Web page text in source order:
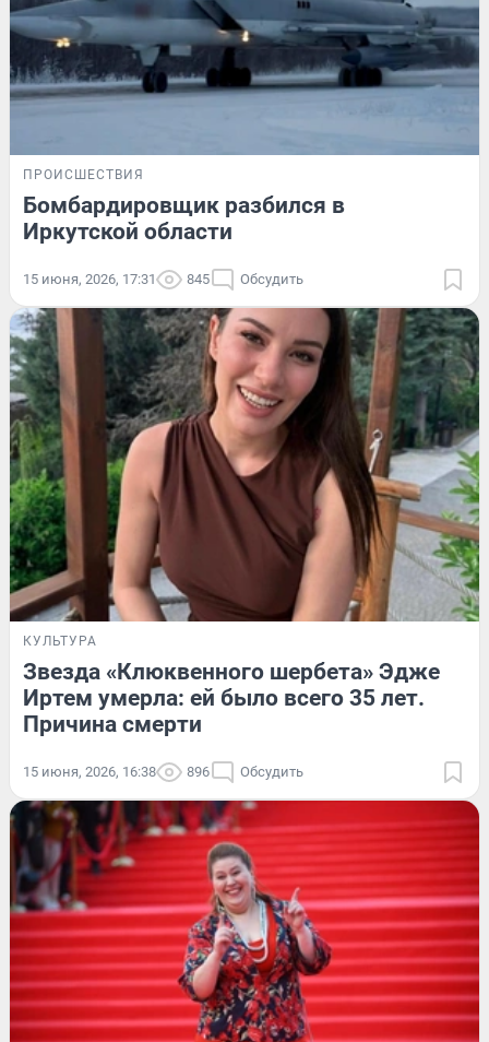
ПРОИСШЕСТВИЯ
Бомбардировщик разбился в
Иркутской области
15 июня, 2026, 17:31 845 Обсудить
КУЛЬТУРА
Звезда «Клюквенного шербета» Эдже
Иртем умерла: ей было всего 35 лет.
Причина смерти
15 июня, 2026, 16:38 896 Обсудить